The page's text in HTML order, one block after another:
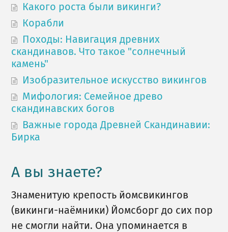
Какого роста были викинги?
Корабли
Походы: Навигация древних
скандинавов. Что такое "солнечный
камень"
Изобразительное искусство викингов
Мифология: Семейное древо
скандинавских богов
Важные города Древней Скандинавии:
Бирка
А вы знаете?
Знаменитую крепость йомсвикингов
(викинги-наёмники) Йомсборг до сих пор
не смогли найти. Она упоминается в